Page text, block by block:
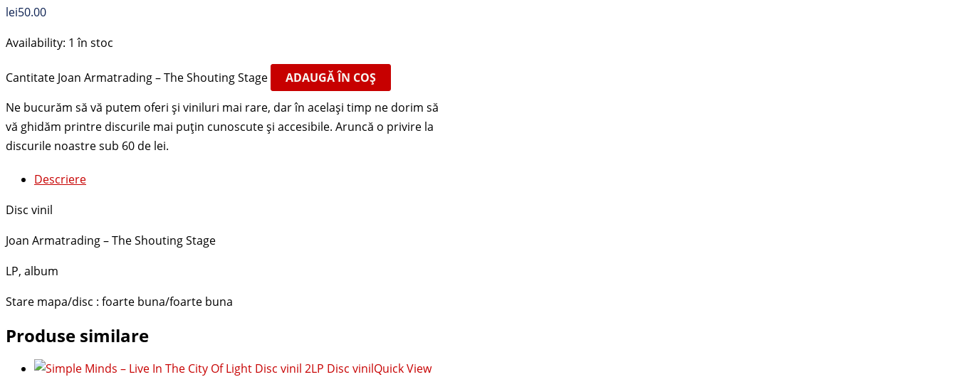
lei50.00
Availability: 1 în stoc
Cantitate Joan Armatrading – The Shouting Stage ADAUGĂ ÎN COȘ
Descriere
Disc vinil
Joan Armatrading – The Shouting Stage
LP, album
Stare mapa/disc : foarte buna/foarte buna
Produse similare
Quick View